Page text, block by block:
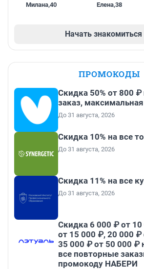
Милана,40 Елена,38
Начать знакомиться
ПРОМОКОДЫ
Скидка 50% от 800
заказ,
До 31 августа, 2026
Скидка 10% на все
До 31 августа, 2026
Скидка 11% на все
До 31 августа, 2026
Скидка 6 000 ₽ от
от 15 000 ₽, 20 000 ₽
35 000 ₽ от 50 000 ₽
все повторные
промокоду НАБЕРИ